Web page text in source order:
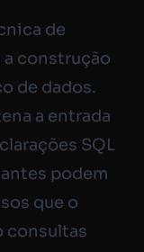
de
construção
de dados.
a entrada
SQL
podem
que o
consultas